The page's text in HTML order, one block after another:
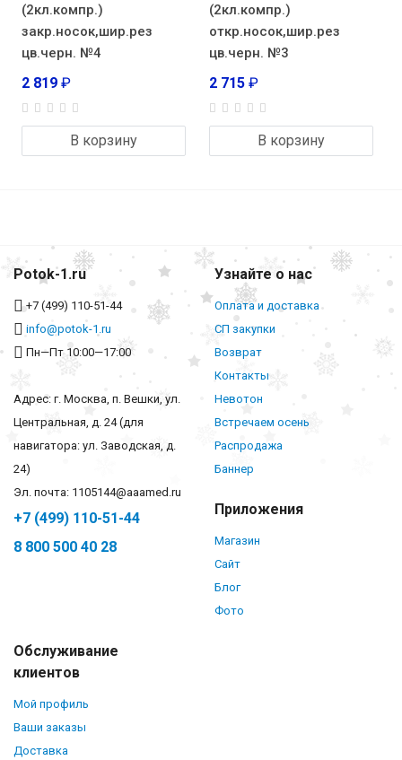
(2кл.компр.)
закр.носок,шир.рез
цв.черн. №4
2 819 ₽
В корзину
(2кл.компр.)
откр.носок,шир.рез
цв.черн. №3
2 715 ₽
В корзину
Potok-1.ru
+7 (499) 110-51-44
info@potok-1.ru
Пн—Пт 10:00—17:00
Адрес: г. Москва, п. Вешки, ул.
Центральная, д. 24 (для
навигатора: ул. Заводская, д.
24)
Эл. почта: 1105144@aaamed.ru
+7 (499) 110-51-44
8 800 500 40 28
Узнайте о нас
Оплата и доставка
СП закупки
Возврат
Контакты
Невотон
Встречаем осень
Распродажа
Баннер
Приложения
Магазин
Сайт
Блог
Фото
Обслуживание
клиентов
Мой профиль
Ваши заказы
Доставка